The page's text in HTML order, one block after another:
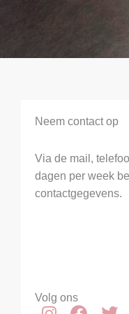
Neem contact op
Via de mail,
dagen per week
contactgegevens.
Volg ons